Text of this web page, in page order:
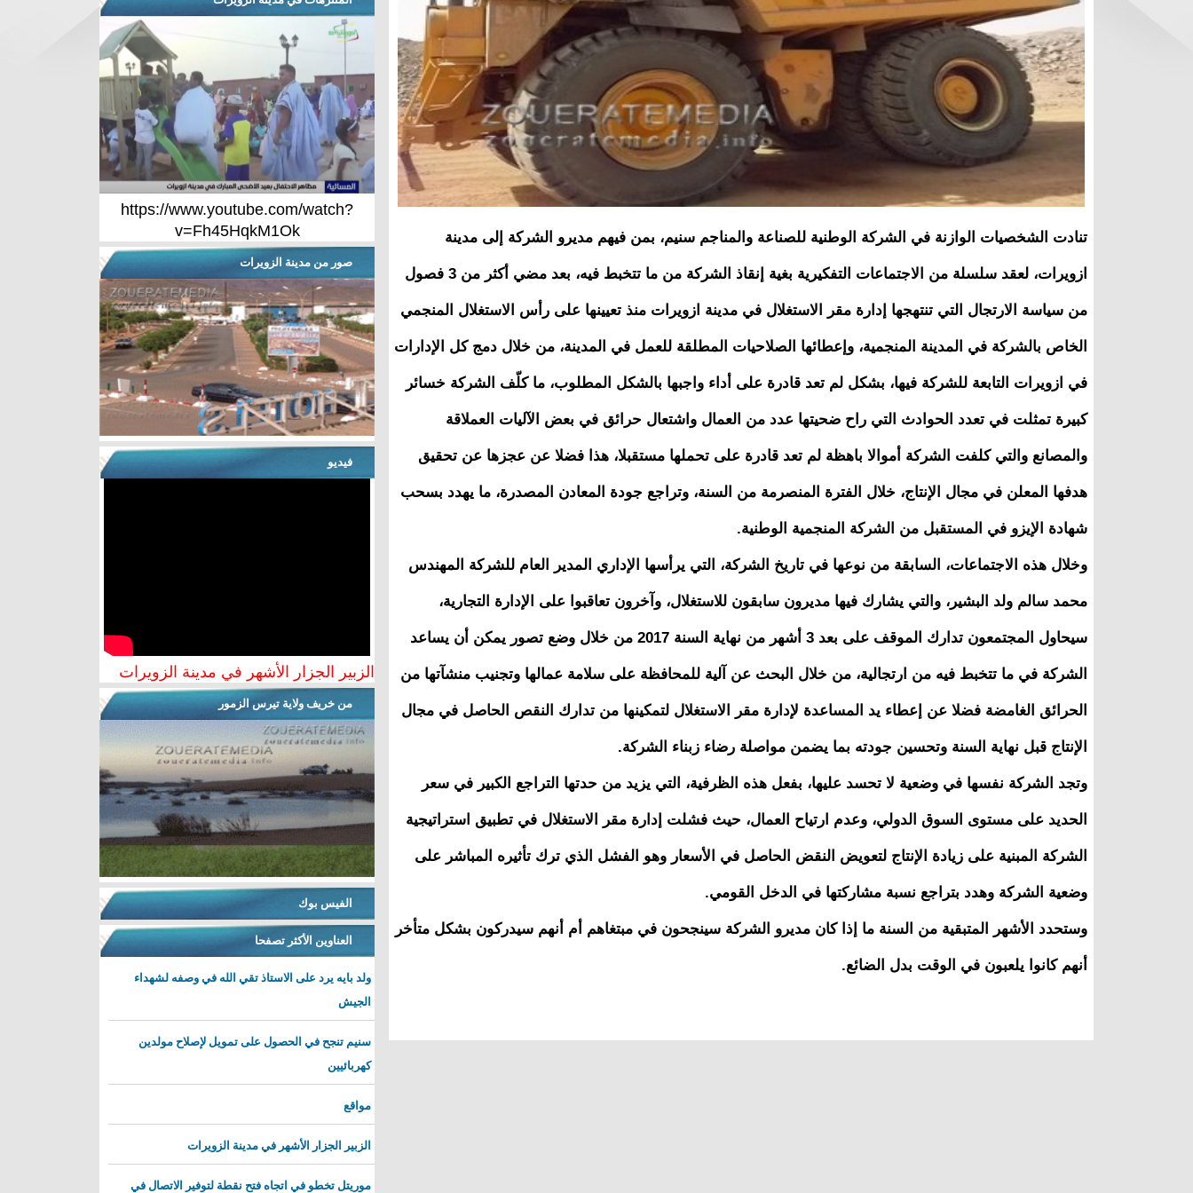
تنادت الشخصيات الوازنة في الشركة الوطنية للصناعة والمناجم سنيم، بمن فيهم مديرو الشركة إلى مدينة
ازويرات، لعقد سلسلة من الاجتماعات التفكيرية بغية إنقاذ الشركة من ما تتخبط فيه، بعد مضي أكثر من 3 فصول
من سياسة الارتجال التي تنتهجها إدارة مقر الاستغلال في مدينة ازويرات منذ تعيينها على رأس الاستغلال المنجمي
الخاص بالشركة في المدينة المنجمية، وإعطائها الصلاحيات المطلقة للعمل في المدينة، من خلال دمج كل الإدارات
في ازويرات التابعة للشركة فيها، بشكل لم تعد قادرة على أداء واجبها بالشكل المطلوب، ما كلّف الشركة خسائر
كبيرة تمثلت في تعدد الحوادث التي راح ضحيتها عدد من العمال واشتعال حرائق في بعض الآليات العملاقة
والمصانع والتي كلفت الشركة أموالا باهظة لم تعد قادرة على تحملها مستقبلا، هذا فضلا عن عجزها عن تحقيق
هدفها المعلن في مجال الإنتاج، خلال الفترة المنصرمة من السنة، وتراجع جودة المعادن المصدرة، ما يهدد بسحب
شهادة الإيزو في المستقبل من الشركة المنجمية الوطنية.
وخلال هذه الاجتماعات، السابقة من نوعها في تاريخ الشركة، التي يرأسها الإداري المدير العام للشركة المهندس
محمد سالم ولد البشير، والتي يشارك فيها مديرون سابقون للاستغلال، وآخرون تعاقبوا على الإدارة التجارية،
سيحاول المجتمعون تدارك الموقف على بعد 3 أشهر من نهاية السنة 2017 من خلال وضع تصور يمكن أن يساعد
الشركة في ما تتخبط فيه من ارتجالية، من خلال البحث عن آلية للمحافظة على سلامة عمالها وتجنيب منشآتها من
الحرائق الغامضة فضلا عن إعطاء يد المساعدة لإدارة مقر الاستغلال لتمكينها من تدارك النقص الحاصل في مجال
الإنتاج قبل نهاية السنة وتحسين جودته بما يضمن مواصلة رضاء زبناء الشركة.
وتجد الشركة نفسها في وضعية لا تحسد عليها، بفعل هذه الظرفية، التي يزيد من حدتها التراجع الكبير في سعر
الحديد على مستوى السوق الدولي، وعدم ارتياح العمال، حيث فشلت إدارة مقر الاستغلال في تطبيق استراتيجية
الشركة المبنية على زيادة الإنتاج لتعويض النقض الحاصل في الأسعار وهو الفشل الذي ترك تأثيره المباشر على
وضعية الشركة وهدد بتراجع نسبة مشاركتها في الدخل القومي.
وستحدد الأشهر المتبقية من السنة ما إذا كان مديرو الشركة سينجحون في مبتغاهم أم أنهم سيدركون بشكل متأخر
أنهم كانوا يلعبون في الوقت بدل الضائع.
https://www.youtube.com/watch?
v=Fh45HqkM1Ok
صور من مدينة الزويرات
فيديو
الزبير الجزار الأشهر في مدينة الزويرات
من خريف ولاية تيرس الزمور
الفيس بوك
العناوين الأكثر تصفحا
ولد بايه يرد على الاستاذ تقي الله في وصفه لشهداء
الجيش
سنيم تنجح في الحصول على تمويل لإصلاح مولدين
كهربائيين
مواقع
الزبير الجزار الأشهر في مدينة الزويرات
موريتل تخطو في اتجاه فتح نقطة لتوفير الاتصال في